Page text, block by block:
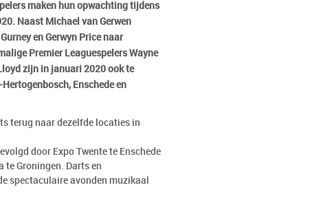
maken hun opwachting tijdens
Naast Michael van Gerwen
en Gerwyn Price naar
Premier Leaguespelers Wayne
zijn in januari 2020 ook te
Hertogenbosch, Enschede en
terug naar dezelfde locaties in
door Expo Twente te Enschede
Groningen. Darts en
spectaculaire avonden muzikaal